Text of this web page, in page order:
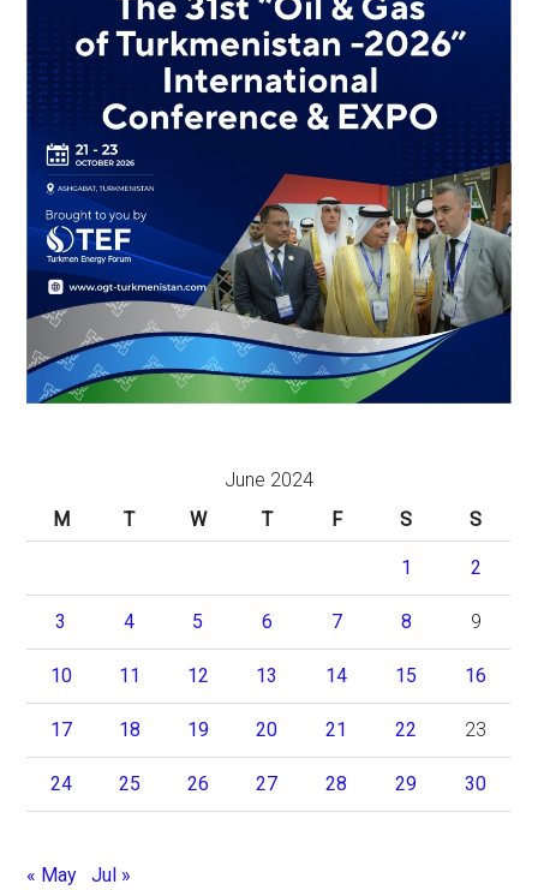
June 2024
M
T W T F S S
1 2
3 4 5 6 7 8 9
10 11 12 13 14 15 16
17 18 19 20 21 22 23
24 25 26 27 28 29 30
« May Jul »